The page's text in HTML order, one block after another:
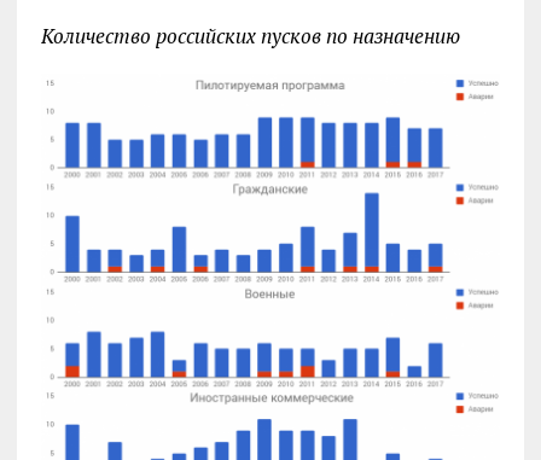
Количество российских пусков по назначению